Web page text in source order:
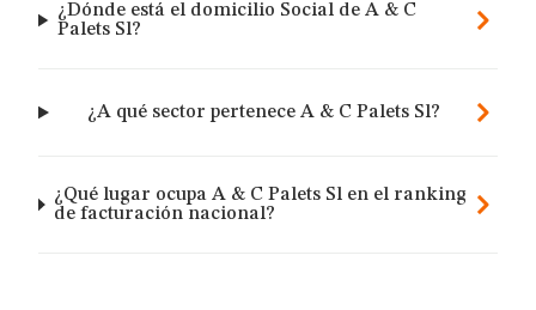
¿Dónde está el domicilio Social de A & C
Palets Sl?
¿A qué sector pertenece A & C Palets Sl?
¿Qué lugar ocupa A & C Palets Sl en el ranking
de facturación nacional?